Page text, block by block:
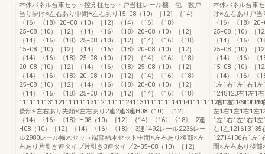
本体パネル台車セット控え柱セット戸当柱レール梱 包 数戸
当り掛け※左右あり中間※左右あり15−08（10）［12］｛14｝
〈16〉《18》20−08（10）［12］｛14｝〈16〉《18》
25−08（10）［12］｛14｝〈16〉《18》20−08（10）［12］
｛14｝〈16〉《18》25−08（10）［12］｛14｝〈16〉《18》
15−08（10）［12］｛14｝〈16〉《18》20−08（10）［12］
｛14｝〈16〉《18》25−08（10）［12］｛14｝〈16〉《18》
20−08（10）［12］｛14｝〈16〉《18》25−08（10）［12］
｛14｝〈16〉《18》20−08（10）［12］｛14｝〈16〉《18》
25−08（10）［12］｛14｝〈16〉《18》20−08（10）［12］
｛14｝〈16〉《18》25−08（10）［12］｛14｝〈16〉《18》
後部※左右あり先頭※左右あり2連2連3連H08（10）［12］
｛14｝〈16〉《18》H08（10）［12］｛14｝〈16〉《18》−2連
H08（10）［12］｛14｝〈16〉《18》−3連1492レール2236レー
ル2980レール幅木セット端部幅木セット中間※左右あり後部※左
右あり片引き連タイプ片引き3連タイプ2−35−08（10）［12］
本体パネル台車
け※左右あり戸当
〈16〉《18》
25−08（10）［
｛14｝〈16〉《
25−08（10）［
｛14｝〈16〉《
15−08（10）［
｛14｝〈16〉《
1左1右1左1右1
1248123右1左1
1右1左12510126
左1右1左1右1左
1左1右1左1右1
右1左121613135
12714136右1左1
間※左右あり後